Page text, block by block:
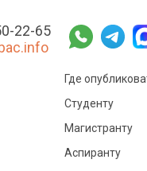
22-65
Где
Студенту
Магистранту
Аспиранту